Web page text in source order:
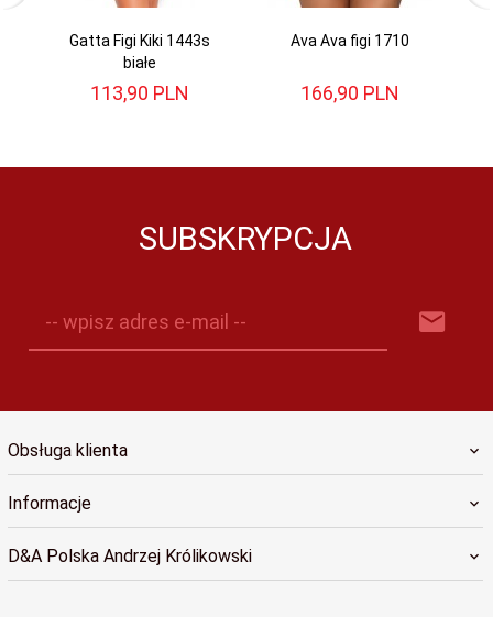
Gatta Figi Kiki 1443s
białe
113,90 PLN
Ava Ava figi 1710
166,90 PLN
SUBSKRYPCJA
-- wpisz adres e-mail --
Obsługa klienta
Informacje
D&A Polska Andrzej Królikowski